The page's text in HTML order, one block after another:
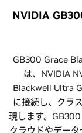
NVIDIA
GB300 Grace
は、NVIDIA
Blackwell Ultra
に接続し、クラ
現します。GB300
クラウドやデー